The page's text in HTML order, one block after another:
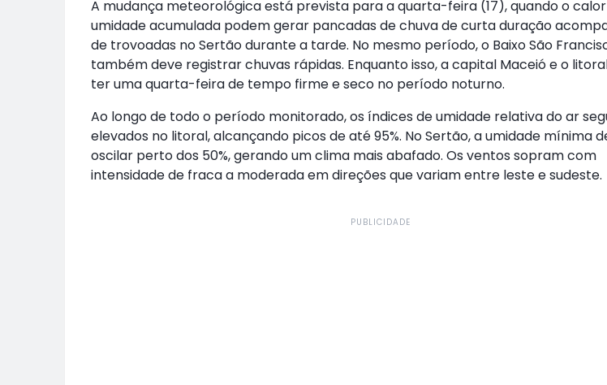
A mudança meteorológica está prevista para a quarta-feira (17), quando o
umidade acumulada podem gerar pancadas de chuva de curta duração
de trovoadas no Sertão durante a tarde. No mesmo período, o Baixo São
também deve registrar chuvas rápidas. Enquanto isso, a capital Maceió e o
ter uma quarta-feira de tempo firme e seco no período noturno.
Ao longo de todo o período monitorado, os índices de umidade relativa do ar
elevados no litoral, alcançando picos de até 95%. No Sertão, a umidade mínima
oscilar perto dos 50%, gerando um clima mais abafado. Os ventos sopram com
intensidade de fraca a moderada em direções que variam entre leste e sudeste.
PUBLICIDADE